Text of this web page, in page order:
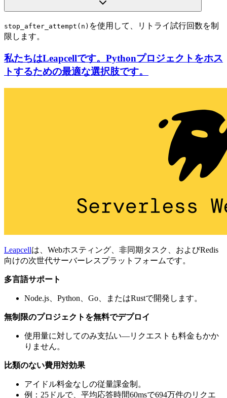
stop_after_attempt(n) を使用して、リトライ試行回数を制
限します。
私たちはLeapcellです。Pythonプロジェクトをホス
トするための最適な選択肢です。
Leapcellは、Webホスティング、非同期タスク、およびRedis
向けの次世代サーバーレスプラットフォームです。
多言語サポート
Node.js、Python、Go、またはRustで開発します。
無制限のプロジェクトを無料でデプロイ
使用量に対してのみ支払い—リクエストも料金もかか
りません。
比類のない費用対効果
アイドル料金なしの従量課金制。
例：25ドルで、平均応答時間60msで694万件のリクエ